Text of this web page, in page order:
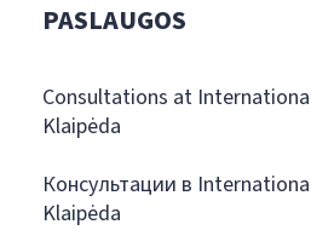
PASLAUGOS
Consultations at
Klaipėda
Консультации в
Klaipėda